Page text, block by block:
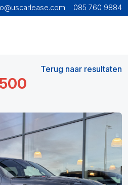
085 760 9884
Terug naar resultaten